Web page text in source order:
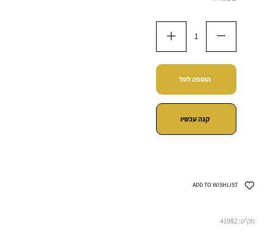
הוספה לסל
קנה עכשיו
ADD TO WISHLIST
מק"ט: 41982